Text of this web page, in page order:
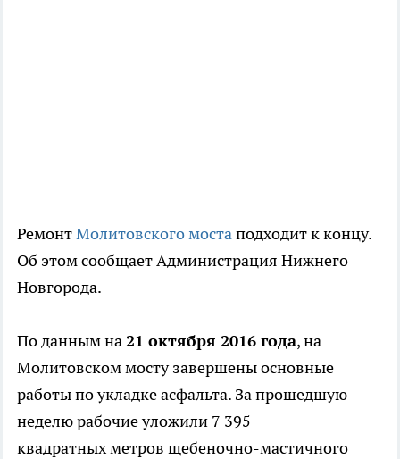
РемонтМолитовского мостаподходит к концу.
Об этом сообщает Администрация Нижнего
Новгорода.
По данным на21 октября 2016 года, на
Молитовском мосту завершены основные
работы по укладке асфальта. За прошедшую
неделю рабочие уложили 7 395
квадратных метров щебеночно-мастичного